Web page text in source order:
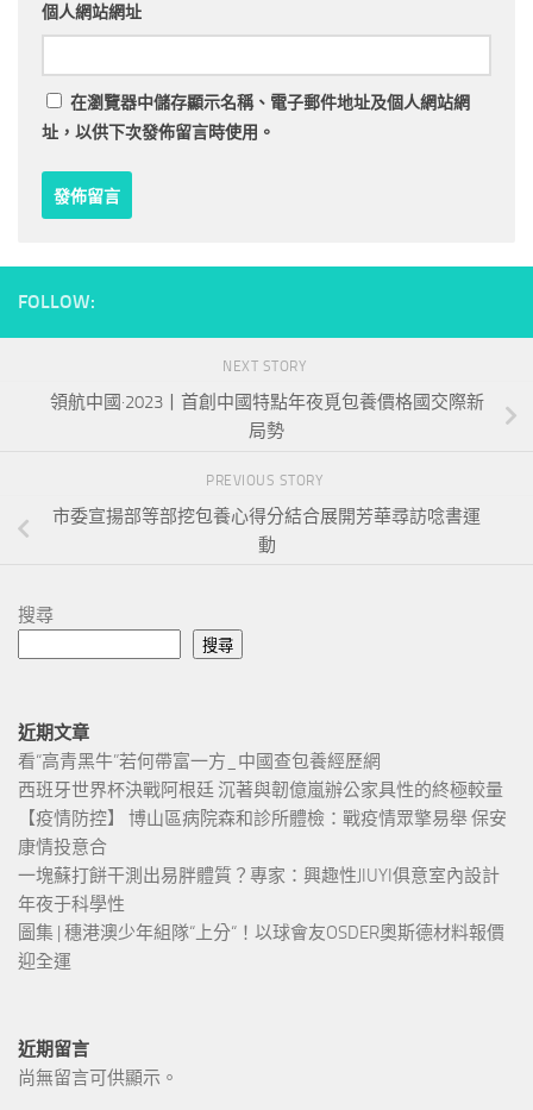
個人網站網址
在瀏覽器中儲存顯示名稱、電子郵件地址及個人網站網
址，以供下次發佈留言時使用。
FOLLOW:
NEXT STORY
領航中國·2023丨首創中國特點年夜覓包養價格國交際新
局勢
PREVIOUS STORY
市委宣揚部等部挖包養心得分結合展開芳華尋訪唸書運
動
搜尋
搜尋
近期文章
看“高青黑牛”若何帶富一方_中國查包養經歷網
西班牙世界杯決戰阿根廷 沉著與韌億嵐辦公家具性的終極較量
【疫情防控】 博山區病院森和診所體檢：戰疫情眾擎易舉 保安
康情投意合
一塊蘇打餅干測出易胖體質？專家：興趣性JIUYI俱意室內設計
年夜于科學性
圖集 | 穗港澳少年組隊“上分“！以球會友OSDER奧斯德材料報價
迎全運
近期留言
尚無留言可供顯示。